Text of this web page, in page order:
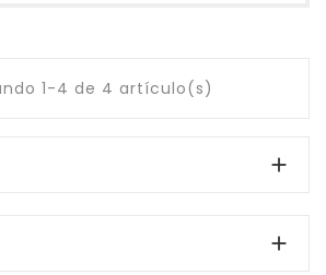
1-4 de 4 artículo(s)

